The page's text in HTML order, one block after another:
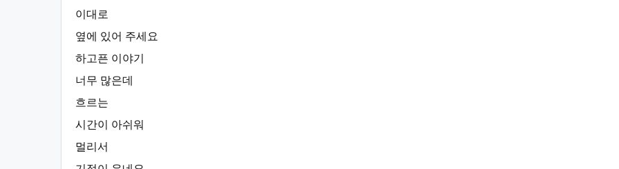
이대로
옆에 있어 주세요
하고픈 이야기
너무 많은데
흐르는
시간이 아쉬워
멀리서